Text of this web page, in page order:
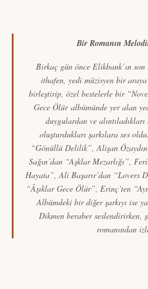
Bir Romanın
Birkaç gün önce Elikbank’ın
ithafen, yedi müzisyen bir
birleştirip, özel bestelerle bir
Gece Ölüralbümünde yer alan
duygulardan ve
oluşturdukları şarkılara ses
“Gönüllü Delilik”, Alişan
Sağın’dan “Aşklar Mezarlığı”,
Hayata”, Ali Başarır’dan “Lovers
“Âşıklar Gece Ölür”, Erinç’ten
Albümdeki bir diğer şarkıyı ise
Dikmen beraber seslendirirken,
romanından